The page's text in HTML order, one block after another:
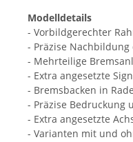
Modelldetails
- Vorbildgerechter
- Präzise
- Mehrteilige
- Extra angesetzte
- Bremsbacken in
- Präzise Bedruckung
- Extra angesetzte
- Varianten mit und